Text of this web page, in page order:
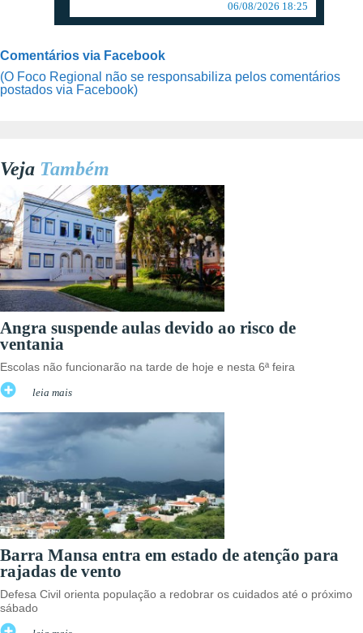
06/08/2026 18:25
Comentários via Facebook
(O Foco Regional não se responsabiliza pelos comentários
postados via Facebook)
Veja Também
Angra suspende aulas devido ao risco de
ventania
Escolas não funcionarão na tarde de hoje e nesta 6ª feira
leia mais
Barra Mansa entra em estado de atenção para
rajadas de vento
Defesa Civil orienta população a redobrar os cuidados até o próximo
sábado